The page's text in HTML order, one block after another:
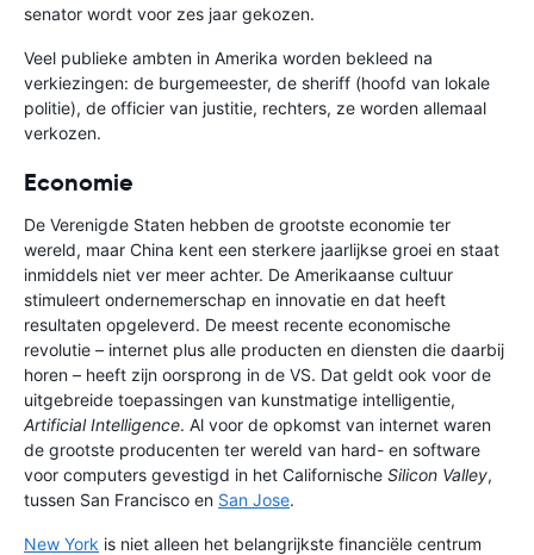
senator wordt voor zes jaar gekozen.
Veel publieke ambten in Amerika worden bekleed na
verkiezingen: de burgemeester, de sheriff (hoofd van lokale
politie), de officier van justitie, rechters, ze worden allemaal
verkozen.
Economie
De Verenigde Staten hebben de grootste economie ter
wereld, maar China kent een sterkere jaarlijkse groei en staat
inmiddels niet ver meer achter. De Amerikaanse cultuur
stimuleert ondernemerschap en innovatie en dat heeft
resultaten opgeleverd. De meest recente economische
revolutie – internet plus alle producten en diensten die daarbij
horen – heeft zijn oorsprong in de VS. Dat geldt ook voor de
uitgebreide toepassingen van kunstmatige intelligentie,
Artificial Intelligence. Al voor de opkomst van internet waren
de grootste producenten ter wereld van hard- en software
voor computers gevestigd in het Californische Silicon Valley,
tussen San Francisco en San Jose.
New York is niet alleen het belangrijkste financiële centrum